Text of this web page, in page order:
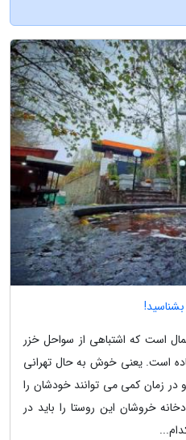
است که اشتباهی از سواحل خزر
است. یعنی خوش به حال تهرانی
زمان کمی می توانند خودشان را
خروشان این روستا را باید در